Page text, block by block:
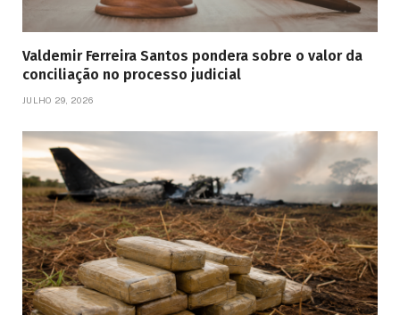
Valdemir Ferreira Santos pondera sobre o valor da
conciliação no processo judicial
JULHO 29, 2026